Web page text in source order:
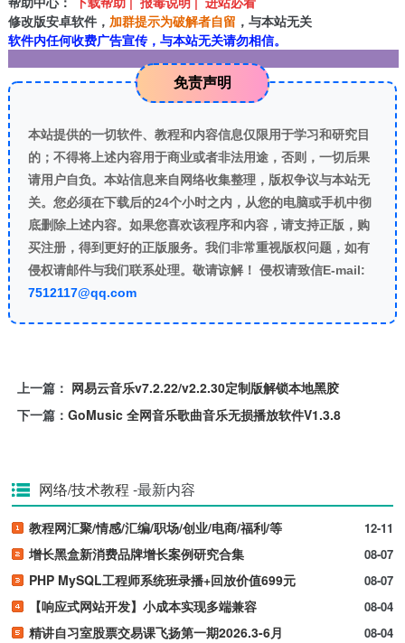
修改版安卓软件， 加群提示为破解者自留 ，与本站无关
软件内任何收费广告宣传，与本站无关请勿相信。
免责声明
本站提供的一切软件、教程和内容信息仅限用于学习和研究目
的；不得将上述内容用于商业或者非法用途，否则，一切后果
请用户自负。本站信息来自网络收集整理，版权争议与本站无
关。您必须在下载后的24个小时之内，从您的电脑或手机中彻
底删除上述内容。如果您喜欢该程序和内容，请支持正版，购
买注册，得到更好的正版服务。我们非常重视版权问题，如有
侵权请邮件与我们联系处理。敬请谅解！ 侵权请致信E-mail:
7512117@qq.com
上一篇： 网易云音乐v7.2.22/v2.2.30定制版解锁本地黑胶
下一篇： GoMusic 全网音乐歌曲音乐无损播放软件V1.3.8
网络/技术教程 -最新内容
12-11
教程网汇聚/情感/汇编/职场/创业/电商/福利/等
08-07
增长黑盒新消费品牌增长案例研究合集
08-07
PHP MySQL工程师系统班录播+回放价值699元
08-04
【响应式网站开发】小成本实现多端兼容
08-04
精讲自习室股票交易课飞扬第一期2026.3-6月